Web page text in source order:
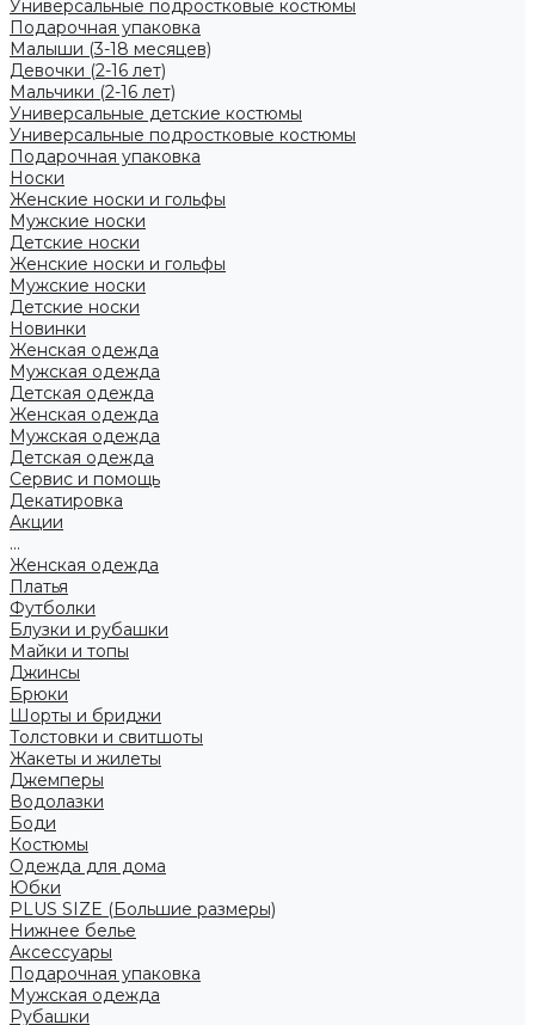
Универсальные подростковые костюмы
Подарочная упаковка
Малыши (3-18 месяцев)
Девочки (2-16 лет)
Мальчики (2-16 лет)
Универсальные детские костюмы
Универсальные подростковые костюмы
Подарочная упаковка
Носки
Женские носки и гольфы
Мужские носки
Детские носки
Женские носки и гольфы
Мужские носки
Детские носки
Новинки
Женская одежда
Мужская одежда
Детская одежда
Женская одежда
Мужская одежда
Детская одежда
Сервис и помощь
Декатировка
Акции
...
Женская одежда
Платья
Футболки
Блузки и рубашки
Майки и топы
Джинсы
Брюки
Шорты и бриджи
Толстовки и свитшоты
Жакеты и жилеты
Джемперы
Водолазки
Боди
Костюмы
Одежда для дома
Юбки
PLUS SIZE (Большие размеры)
Нижнее белье
Аксессуары
Подарочная упаковка
Мужская одежда
Рубашки